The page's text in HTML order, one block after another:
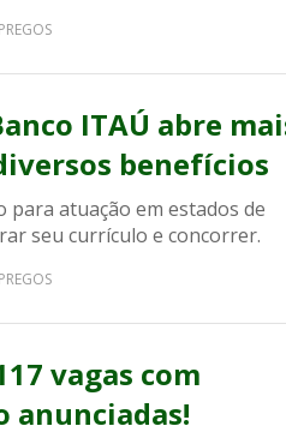
ITAÚ abre
benefícios
atuação em estados de
seu currículo e concorrer.
vagas com
anunciadas!